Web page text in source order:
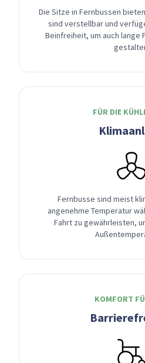
Die Sitze in Fernbussen
sind verstellbar und
Beinfreiheit, um auch lange
FÜR DIE
Fernbusse sind meist
angenehme Temperatur
Fahrt zu gewährleisten,
KOMFORT